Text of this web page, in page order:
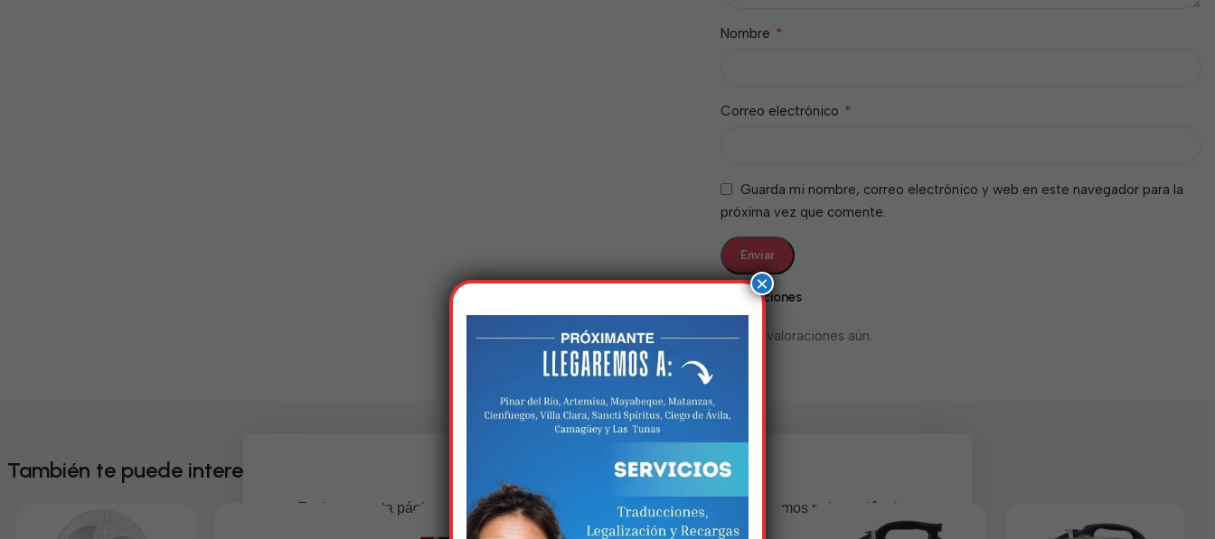
Valoraciones
No hay valoraciones aún.
Nombre *
Correo electrónico *
Guarda mi nombre, correo electrónico y web en este navegador para la
próxima vez que comente.
También te puede interesar
×
Estamos trabalhando nisso!
Em breve, esta página estará disponível com novidades incríveis. Agradecemos pela paciência e
compreensão.